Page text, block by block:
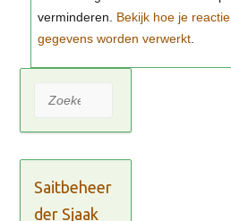
Bekijk hoe je reactie
gegevens worden verwerkt
Zoeken
Saitbeheer
der Sjaak